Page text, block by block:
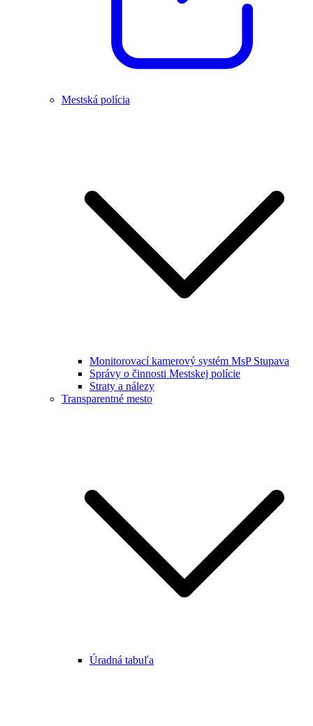
Mestská polícia
Monitorovací kamerový systém MsP Stupava
Správy o činnosti Mestskej polície
Straty a nálezy
Transparentné mesto
Úradná tabuľa